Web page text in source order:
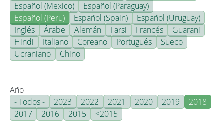
Español (Mexico)
Español (Paraguay)
Español (Peru)
Español (Spain)
Español (Uruguay)
Inglés
Árabe Alemán Farsi Francés
Guarani
Hindi
Italiano Coreano Portugués
Sueco
Ucraniano
Chino
Año
- Todos -
2023 2022 2021 2020 2019
2018
2017
2016 2015 <2015